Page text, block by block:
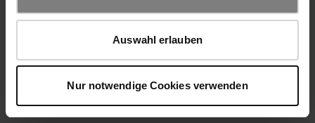
Auswahl erlauben
Nur notwendige Cookies verwenden